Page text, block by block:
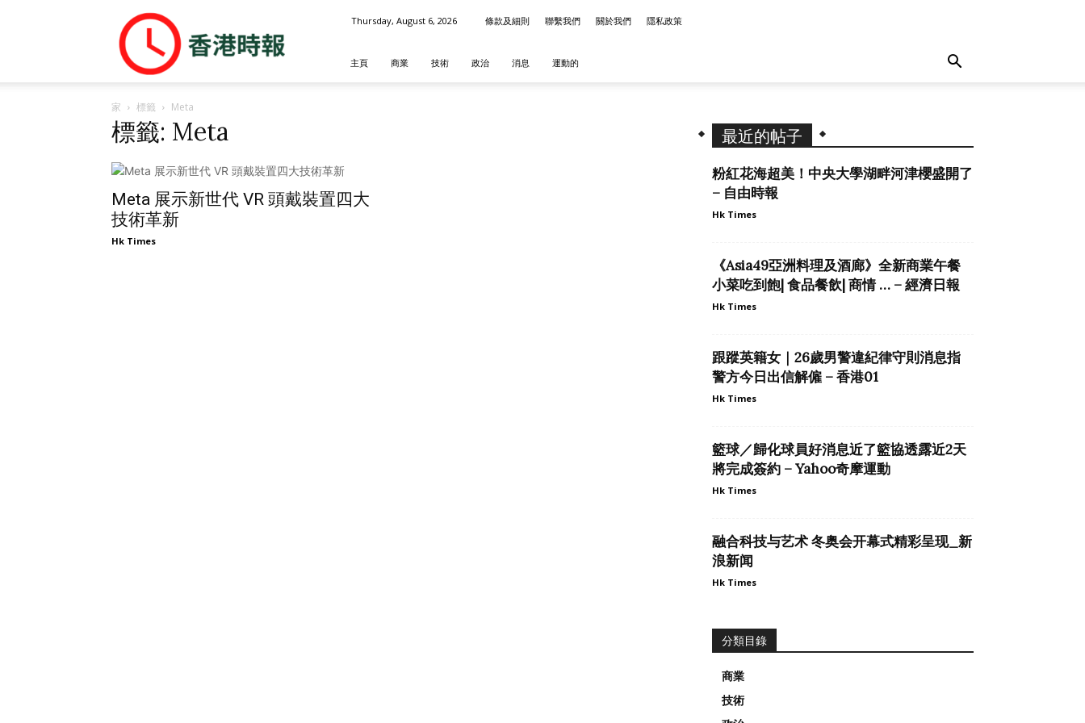
港
時
Thursday, August 6, 2026 條款及細則 聯繫我們 關於我們 隱私政策
主頁 商業 技術 政治 消息 運動的
家 標籤 Meta
標籤: Meta
Meta 展示新世代 VR 頭戴裝置四大
技術革新
Hk Times
最近的帖子
粉紅花海超美！中央大學湖畔河津櫻盛開了
– 自由時報
Hk Times
《Asia49亞洲料理及酒廊》全新商業午餐
小菜吃到飽| 食品餐飲| 商情 … – 經濟日報
Hk Times
跟蹤英籍女｜26歲男警違紀律守則消息指
警方今日出信解僱 – 香港01
Hk Times
籃球／歸化球員好消息近了籃協透露近2天
將完成簽約 – Yahoo奇摩運動
Hk Times
融合科技与艺术 冬奥会开幕式精彩呈现_新
浪新闻
Hk Times
分類目錄
商業
技術